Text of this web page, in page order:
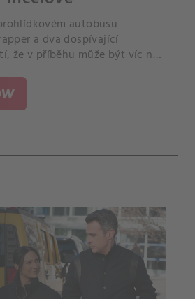
autobusu
a dva dospívající
že v příběhu může být víc než
milníku, kvůli kterému
v agentuře.